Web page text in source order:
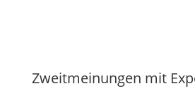
Zweitmeinungen mit